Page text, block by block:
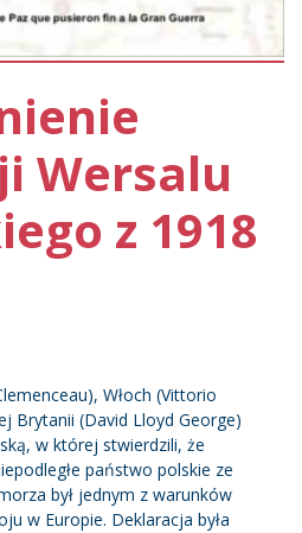
Wersalu
z 1918
Włoch (Vittorio
Brytanii (David Lloyd George)
w której stwierdzili, że
państwo polskie ze
był jednym z warunków
w Europie. Deklaracja była